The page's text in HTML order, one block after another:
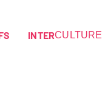
INTERCULTURE